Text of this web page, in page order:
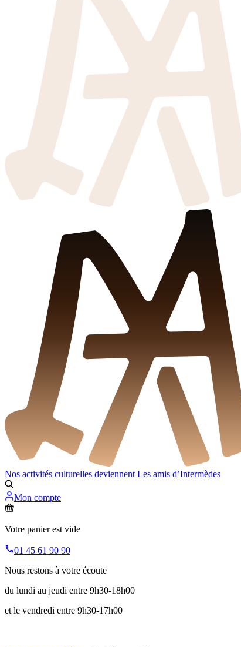
Nos activités culturelles deviennent Les amis d’Intermèdes
Mon compte
Votre panier est vide
01 45 61 90 90
Nous restons à votre écoute
du lundi au jeudi entre 9h30-18h00
et le vendredi entre 9h30-17h00